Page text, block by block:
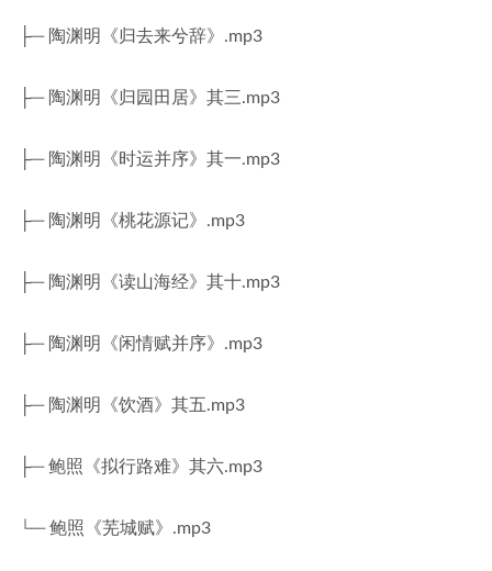
├─ 陶渊明《归去来兮辞》.mp3
├─ 陶渊明《归园田居》其三.mp3
├─ 陶渊明《时运并序》其一.mp3
├─ 陶渊明《桃花源记》.mp3
├─ 陶渊明《读山海经》其十.mp3
├─ 陶渊明《闲情赋并序》.mp3
├─ 陶渊明《饮酒》其五.mp3
├─ 鲍照《拟行路难》其六.mp3
└─ 鲍照《芜城赋》.mp3